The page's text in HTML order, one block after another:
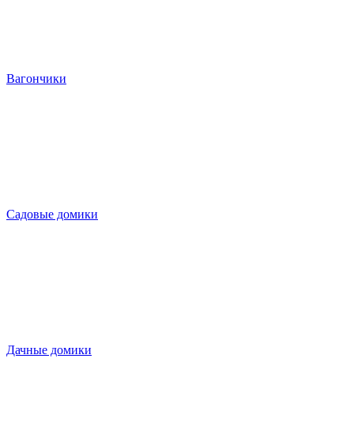
Вагончики
Садовые домики
Дачные домики